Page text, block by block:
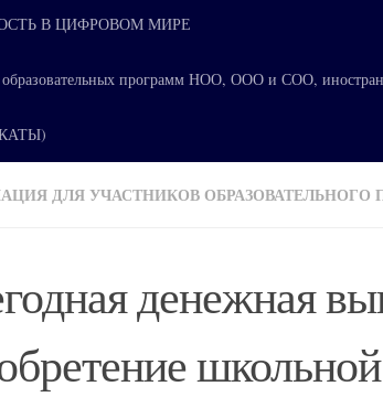
В ЦИФРОВОМ МИРЕ
образовательных программ НОО, ООО и СОО,
ДЛЯ УЧАСТНИКОВ ОБРАЗОВАТЕЛЬНОГО
денежная